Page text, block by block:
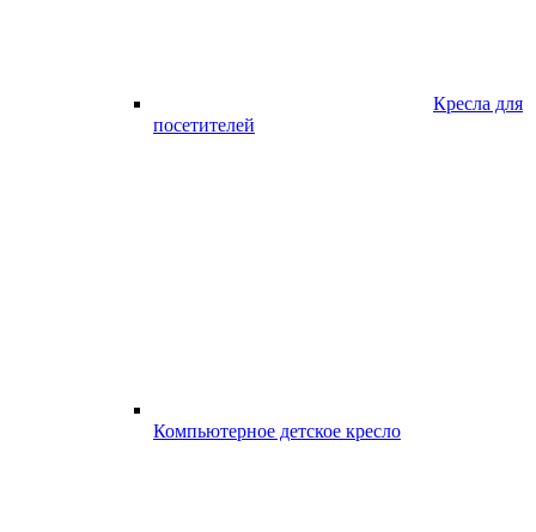
Кресла для
посетителей
Компьютерное детское кресло